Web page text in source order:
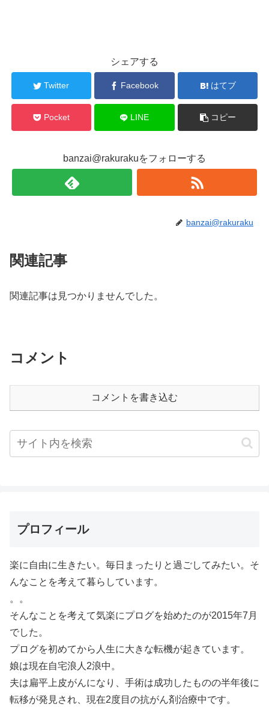
シェアする
Twitter Facebook はてブ
Pocket LINE コピー
banzai@rakurakuをフォローする
banzai@rakuraku
関連記事
関連記事は見つかりませんでした。
コメント
コメントを書き込む
プロフィール
楽に自由に生きたい。毎日まったりと過ごしてみたい。そ
んなことを考えて暮らしています。
。。
そんなことを考えて気楽にプログを始めたのが2015年7月
でした。
プログを初めてから人生に大きな転機が起きています。
娘は現在自宅浪人2浪中。
夫は扁平上皮がんになり、手術は成功したものの半年後に
転移が発見され、現在2度目の抗がん剤治療中です。